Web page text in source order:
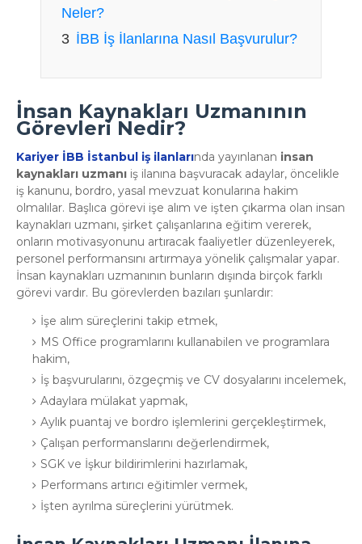
Neler?
İBB İş İlanlarına Nasıl Başvurulur?
İnsan Kaynakları Uzmanının
Görevleri Nedir?
Kariyer İBB İstanbul iş ilanlarında yayınlanan insan
kaynakları uzmanı iş ilanına başvuracak adaylar, öncelikle
iş kanunu, bordro, yasal mevzuat konularına hakim
olmalılar. Başlıca görevi işe alım ve işten çıkarma olan insan
kaynakları uzmanı, şirket çalışanlarına eğitim vererek,
onların motivasyonunu artıracak faaliyetler düzenleyerek,
personel performansını artırmaya yönelik çalışmalar yapar.
İnsan kaynakları uzmanının bunların dışında birçok farklı
görevi vardır. Bu görevlerden bazıları şunlardır:
İşe alım süreçlerini takip etmek,
MS Office programlarını kullanabilen ve programlara
hakim,
İş başvurularını, özgeçmiş ve CV dosyalarını incelemek,
Adaylara mülakat yapmak,
Aylık puantaj ve bordro işlemlerini gerçekleştirmek,
Çalışan performanslarını değerlendirmek,
SGK ve İşkur bildirimlerini hazırlamak,
Performans artırıcı eğitimler vermek,
İşten ayrılma süreçlerini yürütmek.